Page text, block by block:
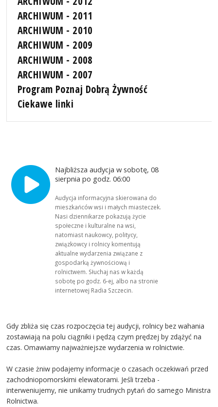
ARCHIWUM - 2011
ARCHIWUM - 2010
ARCHIWUM - 2009
ARCHIWUM - 2008
ARCHIWUM - 2007
Program Poznaj Dobrą Żywność
Ciekawe linki
Najbliższa audycja w sobotę, 08
sierpnia po godz. 06:00
Audycja informacyjna skierowana do
mieszkańców wsi i małych miasteczek.
Nasi dziennikarze pokazują życie
społeczne i kulturalne na wsi,
natomiast naukowcy, politycy,
związkowcy i rolnicy komentują
aktualne wydarzenia związane z
gospodarką żywnościową i
rolnictwem. Słuchaj nas w każdą
sobotę po godz. 6-ej, albo na stronie
internetowej Radia Szczecin.
Gdy zbliża się czas rozpoczęcia tej audycji, rolnicy bez wahania
zostawiają na polu ciągniki i pędzą czym prędzej by zdążyć na
czas. Omawiamy najważniejsze wydarzenia w rolnictwie.
W czasie żniw podajemy informacje o czasach oczekiwań przed
zachodniopomorskimi elewatorami. Jeśli trzeba -
interweniujemy, nie unikamy trudnych pytań do samego Ministra
Rolnictwa.